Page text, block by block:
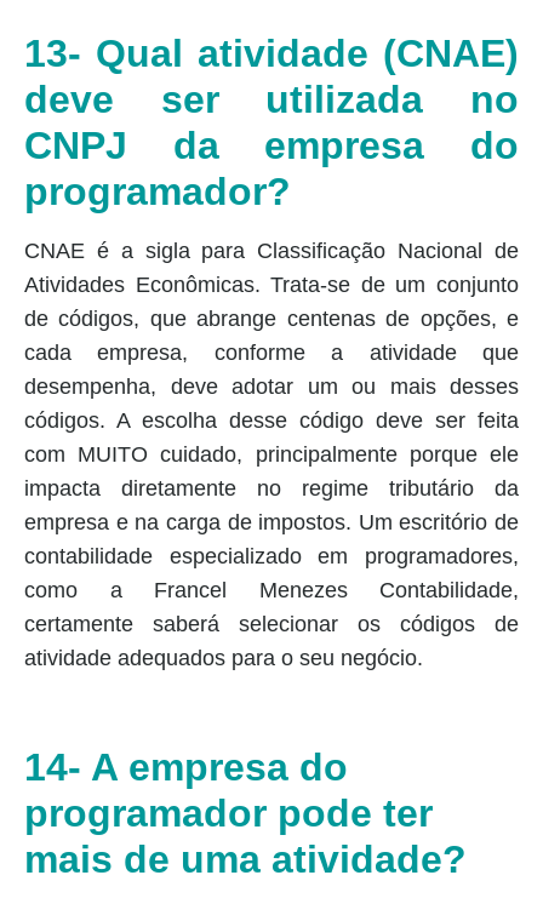
13- Qual atividade (CNAE)
deve ser utilizada no
CNPJ da empresa do
programador?
CNAE é a sigla para Classificação Nacional de
Atividades Econômicas. Trata-se de um conjunto
de códigos, que abrange centenas de opções, e
cada empresa, conforme a atividade que
desempenha, deve adotar um ou mais desses
códigos. A escolha desse código deve ser feita
com MUITO cuidado, principalmente porque ele
impacta diretamente no regime tributário da
empresa e na carga de impostos. Um escritório de
contabilidade especializado em programadores,
como a Francel Menezes Contabilidade,
certamente saberá selecionar os códigos de
atividade adequados para o seu negócio.
14- A empresa do
programador pode ter
mais de uma atividade?